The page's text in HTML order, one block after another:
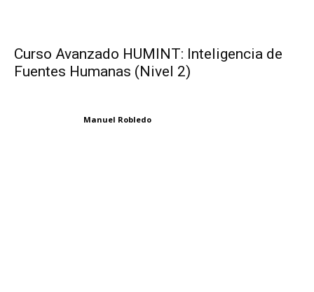
Curso Avanzado HUMINT: Inteligencia de
Fuentes Humanas (Nivel 2)
Manuel Robledo